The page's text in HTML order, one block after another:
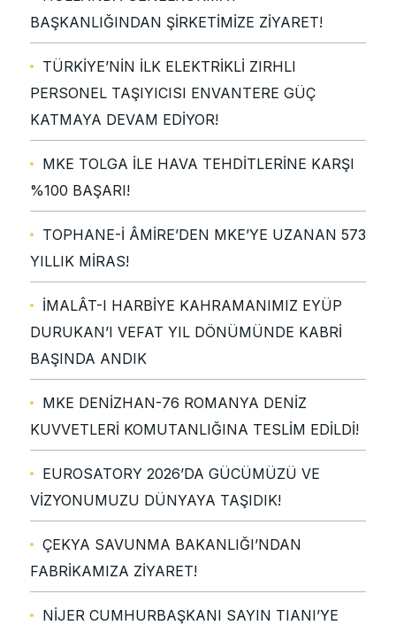
BAŞKANLIĞINDAN ŞİRKETİMİZE ZİYARET!
TÜRKİYE’NİN İLK ELEKTRİKLİ ZIRHLI
PERSONEL TAŞIYICISI ENVANTERE GÜÇ
KATMAYA DEVAM EDİYOR!
MKE TOLGA İLE HAVA TEHDİTLERİNE KARŞI
%100 BAŞARI!
TOPHANE-İ ÂMİRE’DEN MKE’YE UZANAN 573
YILLIK MİRAS!
İMALÂT-I HARBİYE KAHRAMANIMIZ EYÜP
DURUKAN’I VEFAT YIL DÖNÜMÜNDE KABRİ
BAŞINDA ANDIK
MKE DENİZHAN-76 ROMANYA DENİZ
KUVVETLERİ KOMUTANLIĞINA TESLİM EDİLDİ!
EUROSATORY 2026’DA GÜCÜMÜZÜ VE
VİZYONUMUZU DÜNYAYA TAŞIDIK!
ÇEKYA SAVUNMA BAKANLIĞI’NDAN
FABRİKAMIZA ZİYARET!
NİJER CUMHURBAŞKANI SAYIN TIANI’YE